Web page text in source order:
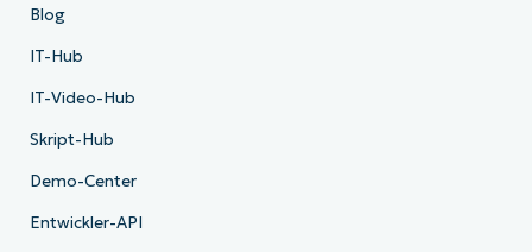
Blog
IT-Hub
IT-Video-Hub
Skript-Hub
Demo-Center
Entwickler-API